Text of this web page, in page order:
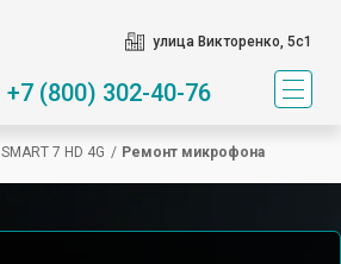
улица Викторенко, 5с1
+7 (800) 302-40-76
SMART 7 HD 4G / Ремонт микрофона